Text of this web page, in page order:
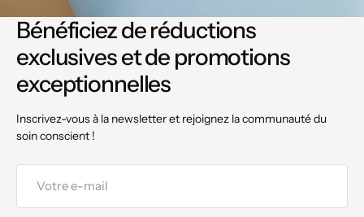
Bénéficiez de réductions
exclusives et de promotions
exceptionnelles
Inscrivez-vous à la newsletter et rejoignez la communauté du
soin conscient !
mail